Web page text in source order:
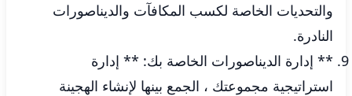
والتحديات الخاصة لكسب المكافآت والديناصورات
النادرة.
** إدارة الديناصورات الخاصة بك: ** إدارة
استراتيجية مجموعتك ، الجمع بينها لإنشاء الهجينة